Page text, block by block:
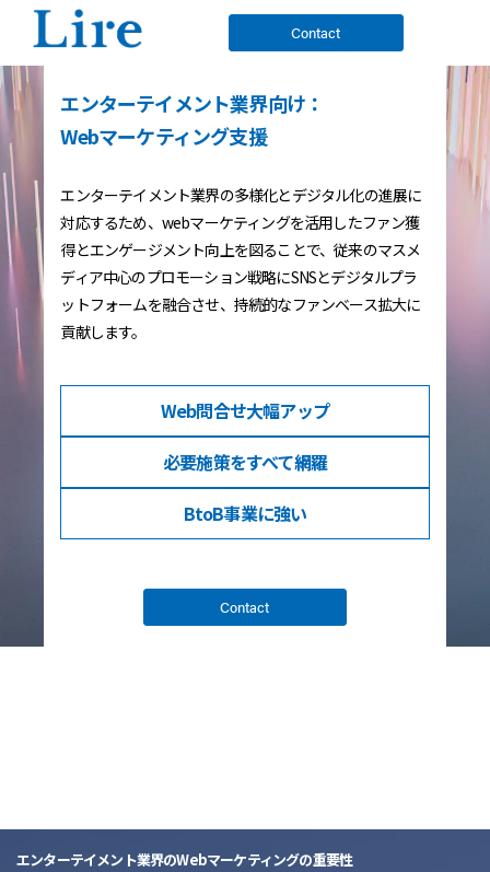
Contact
エンターテイメント業界向け：
Webマーケティング支援
エンターテイメント業界の多様化とデジタル化の進展に
対応するため、webマーケティングを活用したファン獲
得とエンゲージメント向上を図ることで、従来のマスメ
ディア中心のプロモーション戦略にSNSとデジタルプラ
ットフォームを融合させ、持続的なファンベース拡大に
貢献します。
Web問合せ大幅アップ
必要施策をすべて網羅
BtoB事業に強い
Contact
エンターテイメント業界のWebマーケティングの重要性